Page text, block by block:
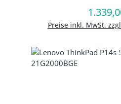
Preise inkl. MwSt.
In den